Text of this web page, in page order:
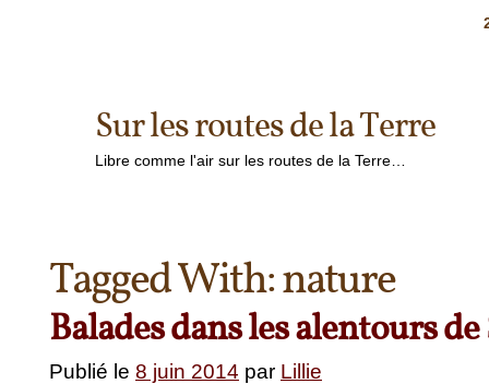
Sur les routes de la Terre
Libre comme l'air sur les routes de la Terre…
Tagged With:nature
Balades dans les alentours
Publié le 8 juin 2014 par Lillie